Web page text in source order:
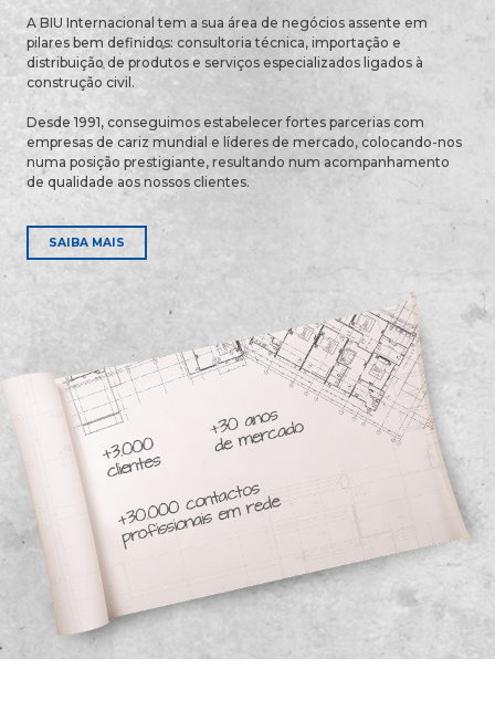
A BIU Internacional tem a sua área de negócios assente em
pilares bem definidos: consultoria técnica, importação e
distribuição de produtos e serviços especializados ligados à
construção civil.
Desde 1991, conseguimos estabelecer fortes parcerias com
empresas de cariz mundial e líderes de mercado, colocando-nos
numa posição prestigiante, resultando num acompanhamento
de qualidade aos nossos clientes.
SAIBA MAIS